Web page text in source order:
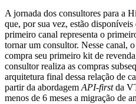
A jornada dos consultores para a
que, por sua vez, estão
primeiro canal representa o
tornar um consultor. Nesse canal,
compra seu primeiro kit de
consultor realiza as compras
arquitetura final dessa relação de
partir da abordagem API-firstda
menos de 6 meses a migração de